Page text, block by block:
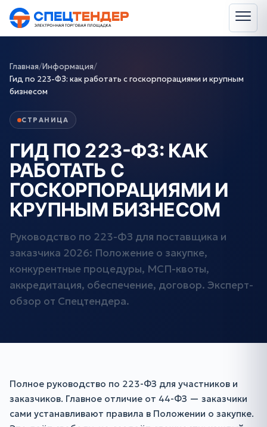
Главная/Информация/
Гид по 223-ФЗ: как работать с госкорпорациями и крупным
бизнесом
СТРАНИЦА
ГИД ПО 223-ФЗ: КАК
РАБОТАТЬ С
ГОСКОРПОРАЦИЯМИ И
КРУПНЫМ БИЗНЕСОМ
Руководство по 223-ФЗ для поставщика и
заказчика 2026: Положение о закупке,
конкурентные процедуры, МСП-квоты,
аккредитация, обеспечение, договор. Эксперт-
обзор от Спецтендера.
Полное руководство по 223-ФЗ для участников и
заказчиков. Главное отличие от 44-ФЗ — заказчики
сами устанавливают правила в Положении о закупке.